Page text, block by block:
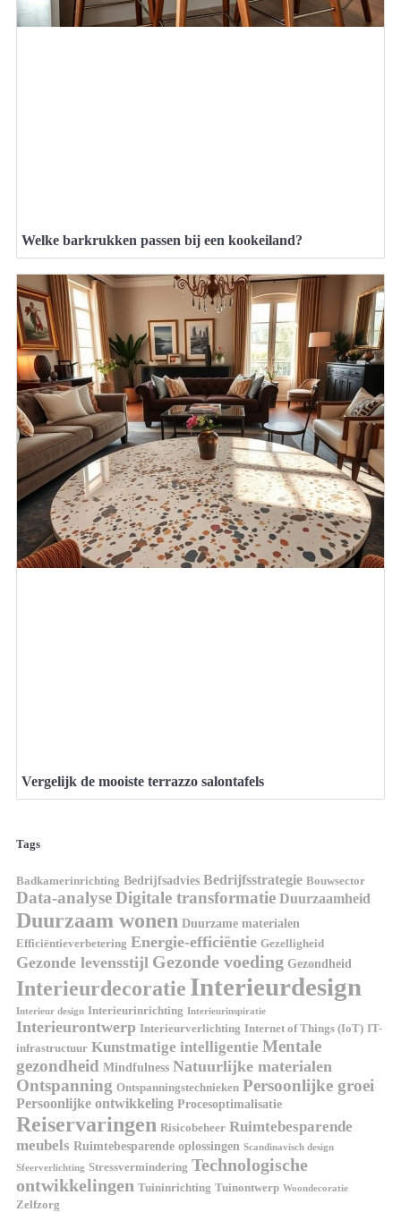
Welke barkrukken passen bij een kookeiland?
Vergelijk de mooiste terrazzo salontafels
Tags
Badkamerinrichting Bedrijfsadvies Bedrijfsstrategie Bouwsector
Data-analyseDigitale transformatie Duurzaamheid
Duurzaam wonen Duurzame materialen
Efficiëntieverbetering Energie-efficiëntie Gezelligheid
Gezonde levensstijl Gezonde voeding Gezondheid
Interieurdecoratie Interieurdesign
Interieur design Interieurinrichting Interieurinspiratie
Interieurontwerp Interieurverlichting Internet of Things (IoT) IT-
infrastructuur Kunstmatige intelligentie Mentale
gezondheid Mindfulness Natuurlijke materialen
Ontspanning Ontspanningstechnieken Persoonlijke groei
Persoonlijke ontwikkeling Procesoptimalisatie
Reiservaringen Risicobeheer Ruimtebesparende
meubels Ruimtebesparende oplossingen Scandinavisch design
Sfeerverlichting Stressvermindering Technologische
ontwikkelingen Tuininrichting Tuinontwerp Woondecoratie
Zelfzorg